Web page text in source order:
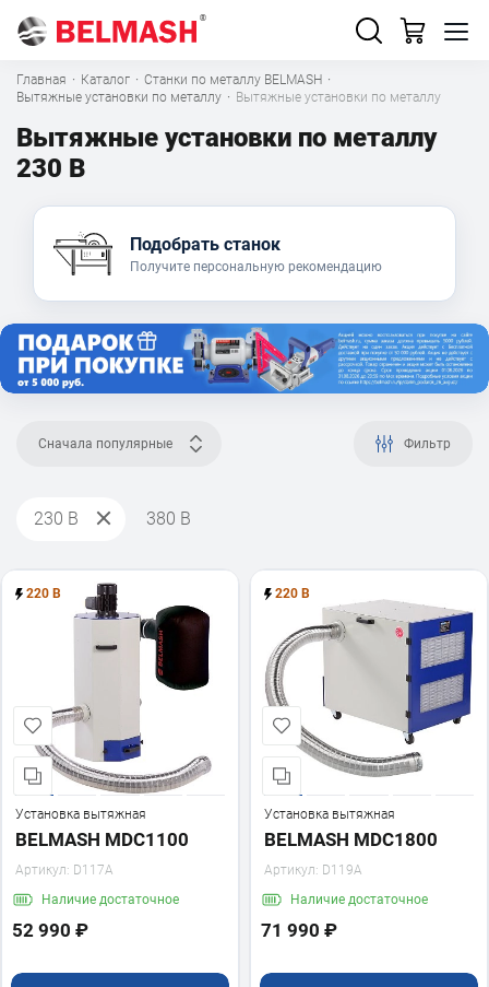
Главная · Каталог · Станки по металлу BELMASH ·
Вытяжные установки по металлу · Вытяжные установки по металлу
Вытяжные установки по металлу
230 В
Подобрать станок
Получите персональную рекомендацию
Сначала популярные Фильтр
230 В 380 В
220 В
Установка вытяжная
BELMASH MDC1100
Артикул: D117A
Наличие достаточное
52 990 ₽
220 В
Установка вытяжная
BELMASH MDC1800
Артикул: D119A
Наличие достаточное
71 990 ₽